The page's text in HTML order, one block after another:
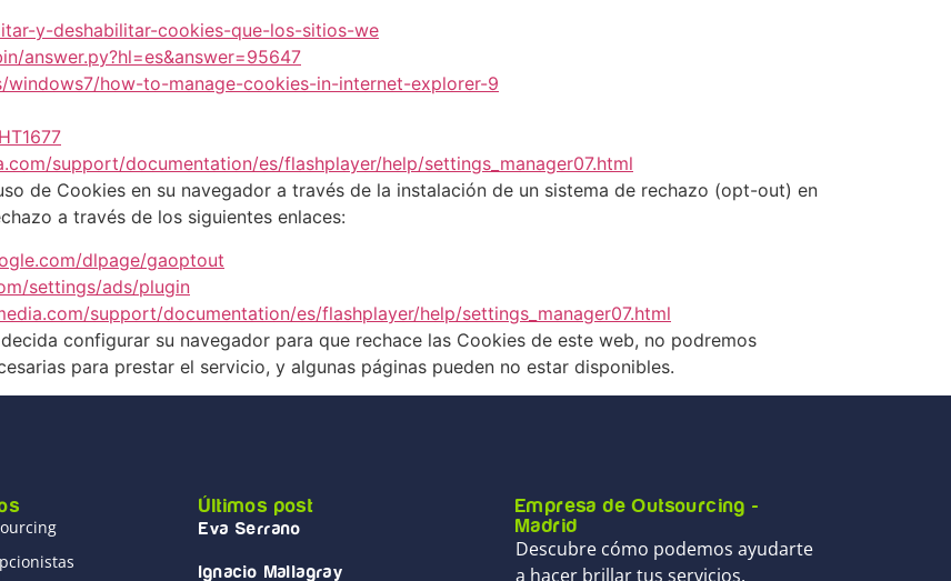
y-deshabilitar-cookies-que-los-sitios-we
answer.py?hl=es&answer=95647
how-to-manage-cookies-in-internet-explorer-9
support/documentation/es/flashplayer/help/settings_manager07.html
de Cookies en su navegador a través de la instalación de un sistema de rechazo (opt-out) en
a través de los siguientes enlaces:
dlpage/gaoptout
settings/ads/plugin
support/documentation/es/flashplayer/help/settings_manager07.html
configurar su navegador para que rechace las Cookies de este web, no podremos
para prestar el servicio, y algunas páginas pueden no estar disponibles.
Últimos post
Eva Serrano
Ignacio Mallagray
Empresa de Outsourcing -
Madrid
Descubre cómo podemos ayudarte
a hacer brillar tus servicios.